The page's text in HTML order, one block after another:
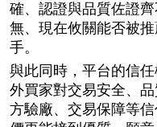
確、認證與品質佐證
無、現在攸關能否被
手。
與此同時，平台的信
外買家對交易安全、
方驗廠、交易保障等